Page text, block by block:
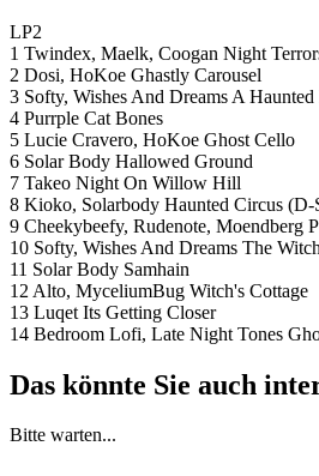
LP2
1 Twindex, Maelk, Coogan Night
2 Dosi, HoKoe Ghastly Carousel
3 Softy, Wishes And Dreams A Haunted
4 Purrple Cat Bones
5 Lucie Cravero, HoKoe Ghost Cello
6 Solar Body Hallowed Ground
7 Takeo Night On Willow Hill
8 Kioko, Solarbody Haunted Circus (D-
9 Cheekybeefy, Rudenote, Moendberg
10 Softy, Wishes And Dreams The
11 Solar Body Samhain
12 Alto, MyceliumBug Witch's Cottage
13 Luqet Its Getting Closer
14 Bedroom Lofi, Late Night Tones
Das könnte Sie auch
Bitte warten...